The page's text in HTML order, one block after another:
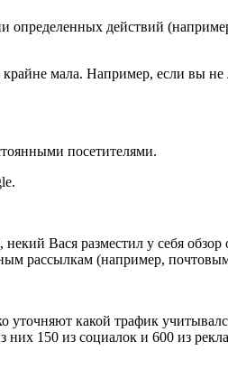
определенных действий
мала. Например, если вы
посетителями.
Вася разместил у себя обзор
рассылкам (например,
уточняют какой трафик
150 из социалок и 600 из